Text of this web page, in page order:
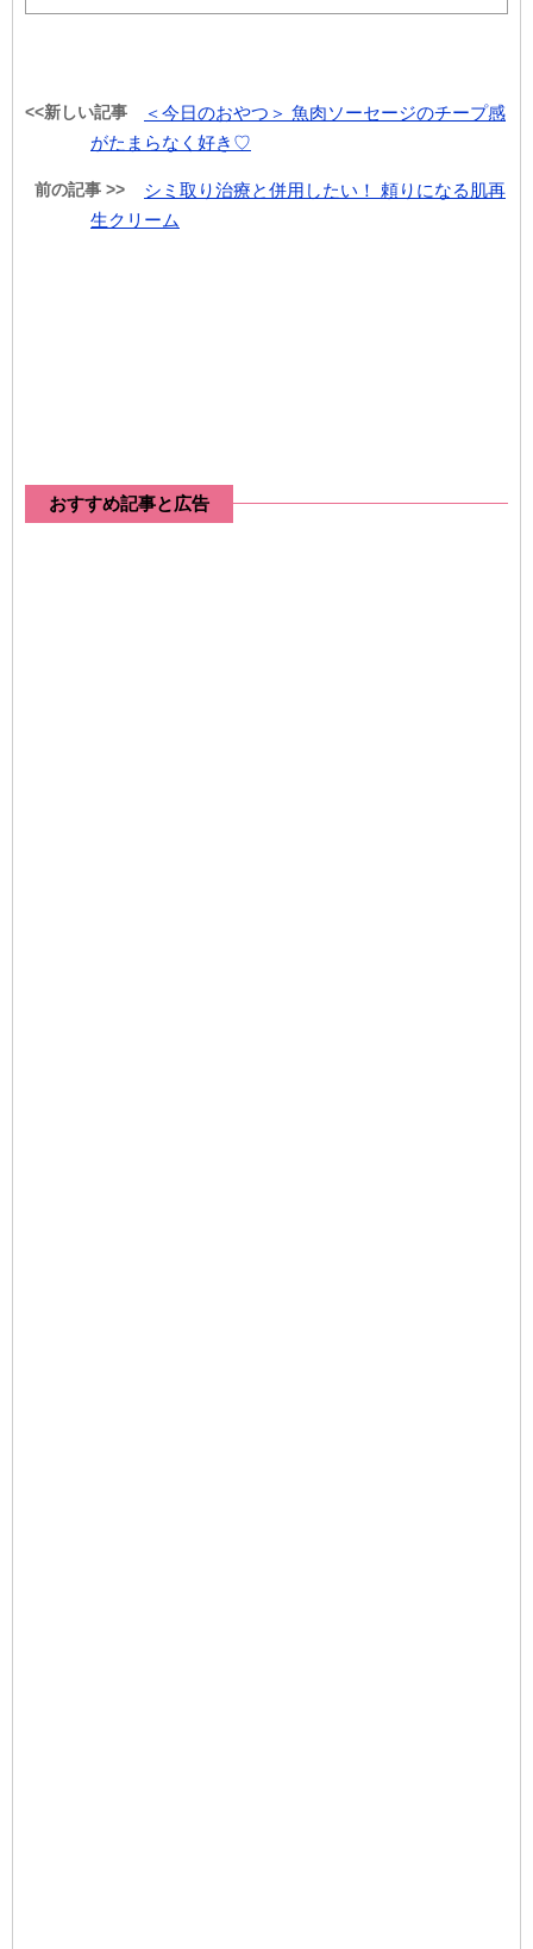
<<新しい記事
＜今日のおやつ＞ 魚肉ソーセージのチープ感
がたまらなく好き♡
前の記事 >>
シミ取り治療と併用したい！ 頼りになる肌再
生クリーム
おすすめ記事と広告